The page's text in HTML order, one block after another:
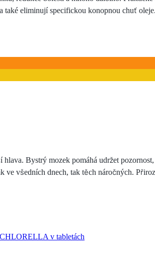
také eliminují specifickou konopnou chuť
Bystrý mozek pomáhá udržet
ve všedních dnech, tak těch náročných.